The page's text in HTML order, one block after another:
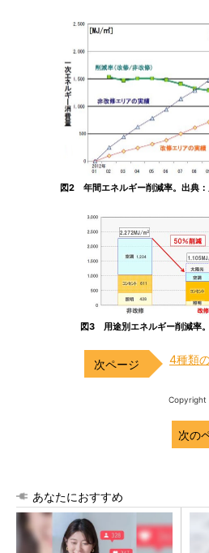
図2 年間エネルギー削減率。出典
図3 用途別エネルギー削減率
4種類
Copyright
次の
あなたにおすすめ